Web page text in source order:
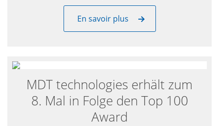
En savoir plus
MDT technologies erhält zum
8. Mal in Folge den Top 100
Award